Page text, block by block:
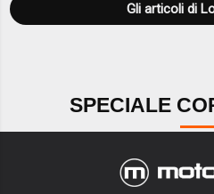
Gli articoli di
SPECIALE